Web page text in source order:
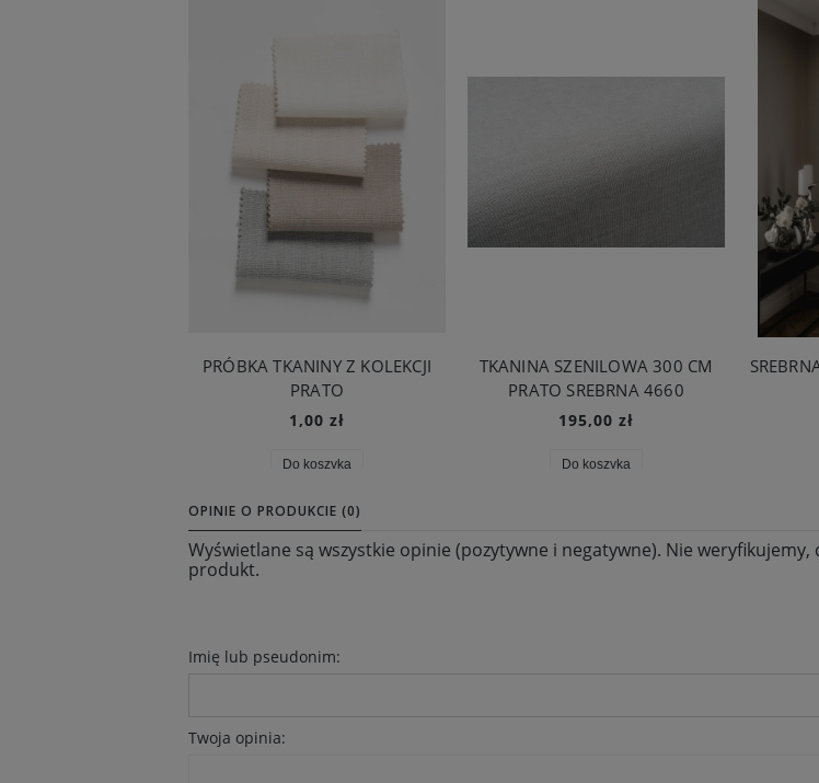
PRÓBKA TKANINY Z KOLEKCJI
PRATO
1,00 zł
Do koszyka
TKANINA SZENILOWA 300 CM
PRATO SREBRNA 4660
195,00 zł
Do koszyka
OPINIE O PRODUKCIE (0)
Wyświetlane są wszystkie opinie (pozytywne i negatywne). Nie
produkt.
Imię lub pseudonim:
Twoja opinia: